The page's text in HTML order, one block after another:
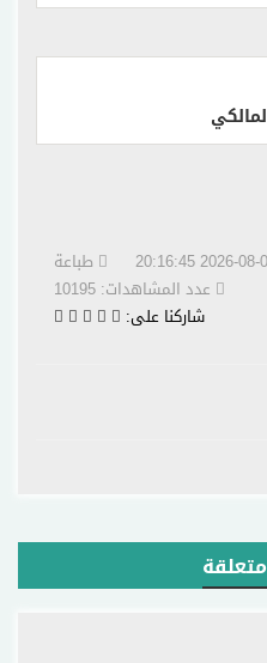
طباعة
عدد المشاهدات: 10195
شاركنا على: